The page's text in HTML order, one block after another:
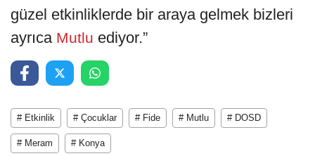
güzel etkinliklerde bir araya gelmek bizleri
ayrıca Mutlu ediyor.”
# Etkinlik # Çocuklar # Fide # Mutlu # DOSD
# Meram # Konya